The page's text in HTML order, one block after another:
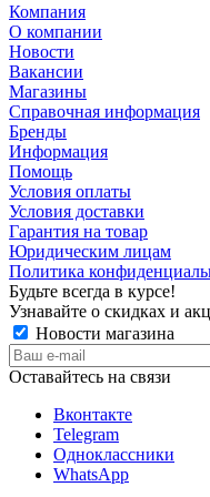
Компания
О компании
Новости
Вакансии
Магазины
Справочная информация
Бренды
Информация
Помощь
Условия оплаты
Условия доставки
Гарантия на товар
Юридическим лицам
Политика
Будьте всегда в курсе!
Узнавайте о скидках и
Новости магазина
Оставайтесь на связи
Вконтакте
Telegram
Одноклассники
WhatsApp